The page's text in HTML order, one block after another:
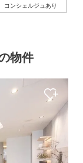
コンシェルジュあり
物件